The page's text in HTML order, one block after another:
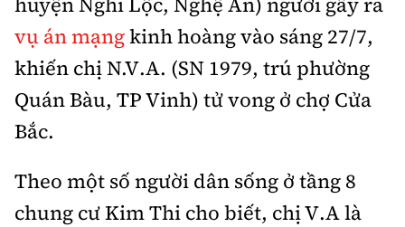
Nhà thầu
Mời thầu - Đấu thầu
Thi viết về GTVT
Gương sáng giao thông
Âm nhạc
Hậu trường sao
360 độ thể thao
Sản phẩm mới
Tư vấn
Thế giới
Thời sự Quốc tế
Hồ sơ tài liệu
Thế giới giao thông
Thế giới xây dựng
Đi ++
Du lịch
Video
Khám phá
vụ án mạngkinh hoàng vào sáng 27/7,
khiến chị N.V.A. (SN 1979, trú phường
Quán Bàu, TP Vinh) tử vong ở chợ Cửa
Bắc.
Theo một số người dân sống ở tầng 8
chung cư Kim Thi cho biết, chị V.A là